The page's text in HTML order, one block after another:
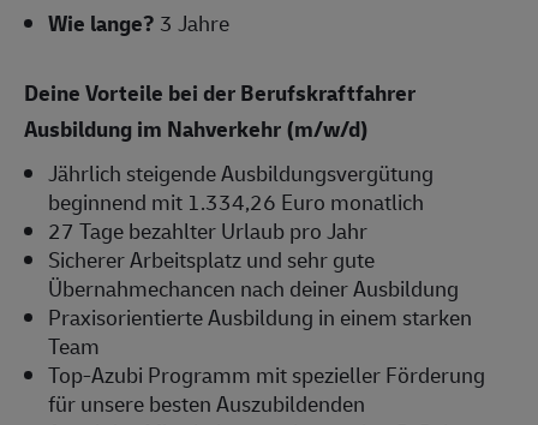
Wie lange? 3 Jahre
Deine Vorteile bei der Berufskraftfahrer
Ausbildung im Nahverkehr (m/w/d)
Jährlich steigende Ausbildungsvergütung
beginnend mit 1.334,26 Euro monatlich
27 Tage bezahlter Urlaub pro Jahr
Sicherer Arbeitsplatz und sehr gute
Übernahmechancen nach deiner Ausbildung
Praxisorientierte Ausbildung in einem starken
Team
Top-Azubi Programm mit spezieller Förderung
für unsere besten Auszubildenden